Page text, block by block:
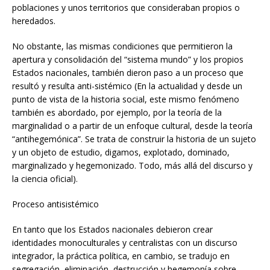
poblaciones y unos territorios que consideraban propios o
heredados.
No obstante, las mismas condiciones que permitieron la
apertura y consolidación del “sistema mundo” y los propios
Estados nacionales, también dieron paso a un proceso que
resultó y resulta anti-sistémico (En la actualidad y desde un
punto de vista de la historia social, este mismo fenómeno
también es abordado, por ejemplo, por la teoría de la
marginalidad o a partir de un enfoque cultural, desde la teoría
“antihegemónica”. Se trata de construir la historia de un sujeto
y un objeto de estudio, digamos, explotado, dominado,
marginalizado y hegemonizado. Todo, más allá del discurso y
la ciencia oficial).
Proceso antisistémico
En tanto que los Estados nacionales debieron crear
identidades monoculturales y centralistas con un discurso
integrador, la práctica política, en cambio, se tradujo en